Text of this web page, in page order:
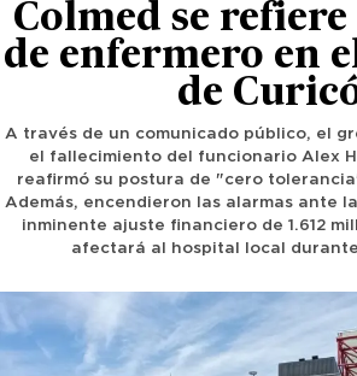
Colmed se
de enfermero en
de
A través de un comunicado público, el
el fallecimiento del funcionario Alex
reafirmó su postura de "cero
Además, encendieron las alarmas ante
inminente ajuste financiero de 1.612
afectará al hospital local